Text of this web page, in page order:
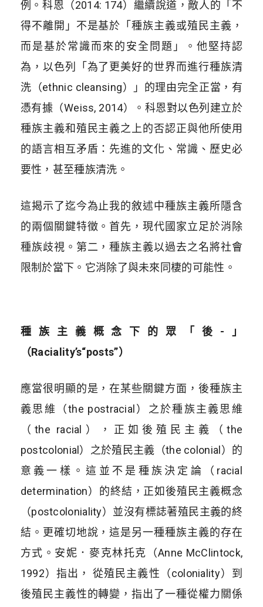
例。科恩（2014: 174）繼續說道，敵人的「不
得不離開」不是基於「種族主義或殖民主義，
而是基於常識而來的安全問題」。他堅持認
為，以色列「為了更美好的世界而進行種族清
洗（ethnic cleansing）」的理由完全正當，有
憑有據（Weiss, 2014）。科恩對以色列建立於
種族主義和殖民主義之上的否認正與他所使用
的語言相互矛盾：先進的文化、常識、歷史必
要性，甚至種族清洗。
這揭示了迄今為止我的敘述中種族主義所隱含
的兩個關鍵特徵。首先，現代國家立足於消除
種族歧視。第二，種族主義以過去之名將社會
限制於當下。它消除了與未來同棲的可能性。
種族主義概念下的眾「後-」
（Raciality’s“posts”）
應當很明顯的是，在某些關鍵方面，後種族主
義思維（the postracial）之於種族主義思維
（the racial），正如後殖民主義（the
postcolonial）之於殖民主義（the colonial）的
意義一樣。這並不是種族決定論（racial
determination）的終結，正如後殖民主義概念
（postcoloniality）並沒有標誌著殖民主義的終
結。更確切地說，這是另一種種族主義的存在
方式。安妮．麥克林托克（Anne McClintock,
1992）指出， 從殖民主義性（coloniality）到
後殖民主義性的轉變，指出了一種從權力關係